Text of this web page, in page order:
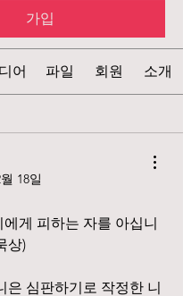
가입
어 파일 회원 소개
18일
게 피하는 자를 아십니
상)
은 심판하기로 작정한 니